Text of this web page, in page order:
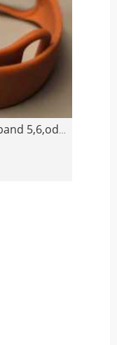
Neues Xiaomi Mi Band Armband 5,6,oder 7